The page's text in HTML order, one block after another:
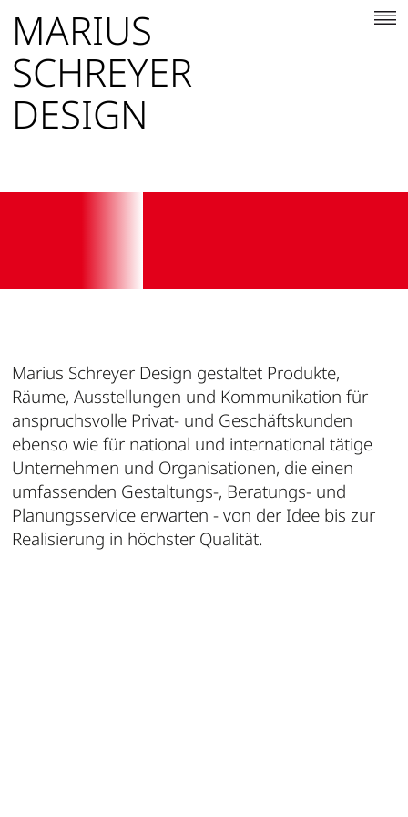
MARIUS
SCHREYER
DESIGN
Marius Schreyer Design gestaltet Produkte,
Räume, Ausstellungen und Kommunikation für
anspruchsvolle Privat- und Geschäftskunden
ebenso wie für national und international tätige
Unternehmen und Organisationen, die einen
umfassenden Gestaltungs-, Beratungs- und
Planungsservice erwarten - von der Idee bis zur
Realisierung in höchster Qualität.